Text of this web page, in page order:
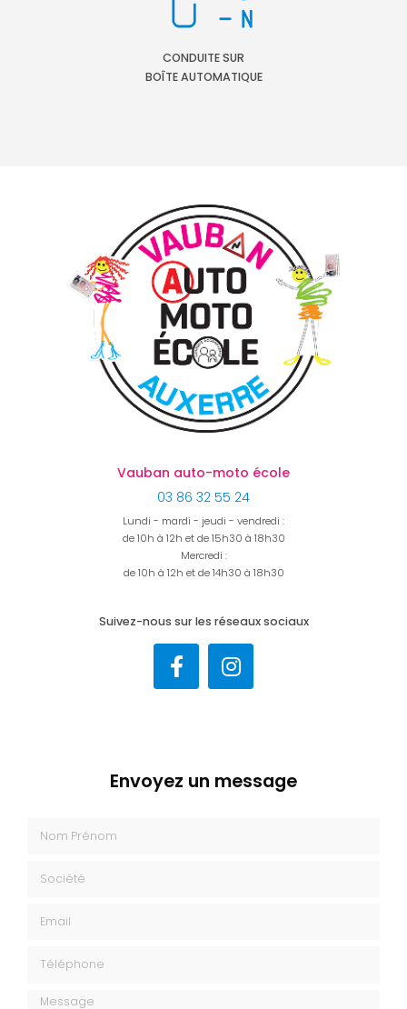
CONDUITE SUR
BOÎTE AUTOMATIQUE
Vauban auto-moto école
03 86 32 55 24
Lundi - mardi - jeudi - vendredi :
de 10h à 12h et de 15h30 à 18h30
Mercredi :
de 10h à 12h et de 14h30 à 18h30
Suivez-nous sur les réseaux sociaux
Envoyez un message
Nom Prénom
Société
Email
Téléphone
Message